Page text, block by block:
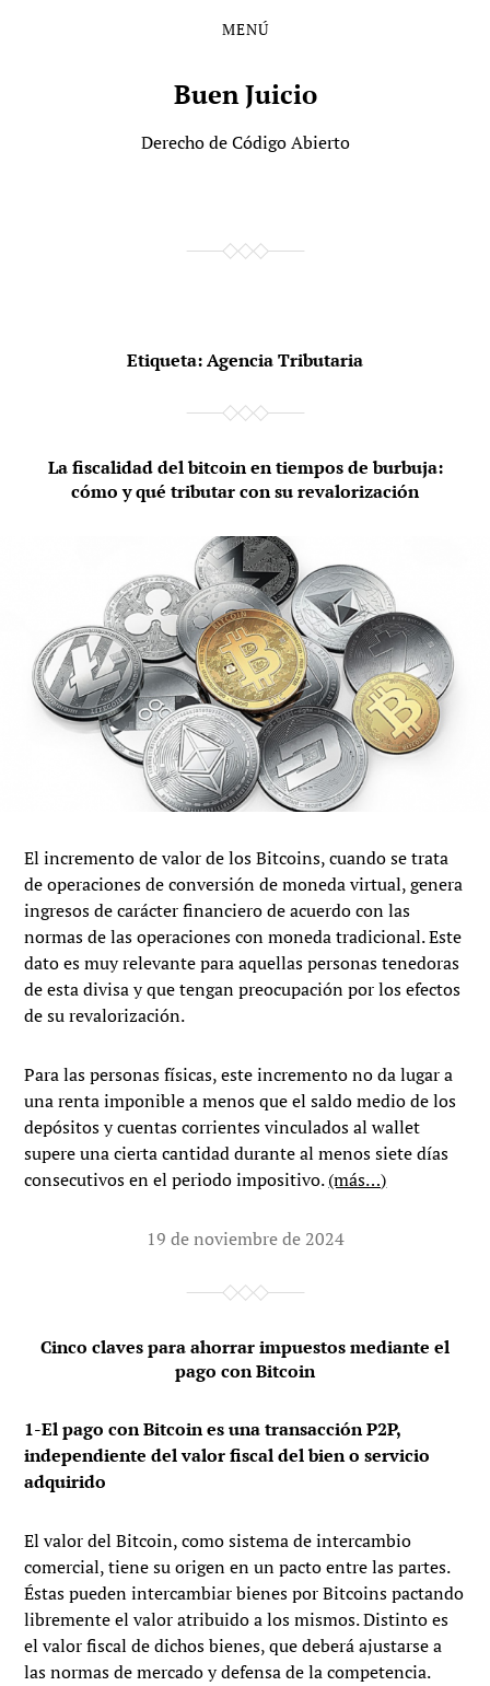
MENÚ
Buen Juicio
Derecho de Código Abierto
Etiqueta:Agencia Tributaria
La fiscalidad del bitcoin en tiempos de burbuja:
cómo y qué tributar con su revalorización
El incremento de valor de los Bitcoins, cuando se trata
de operaciones de conversión de moneda virtual, genera
ingresos de carácter financiero de acuerdo con las
normas de las operaciones con moneda tradicional. Este
dato es muy relevante para aquellas personas tenedoras
de esta divisa y que tengan preocupación por los efectos
de su revalorización.
Para las personas físicas, este incremento no da lugar a
una renta imponible a menos que el saldo medio de los
depósitos y cuentas corrientes vinculados al wallet
supere una cierta cantidad durante al menos siete días
consecutivos en el periodo impositivo.(más…)
19 de noviembre de 2024
Cinco claves para ahorrar impuestos mediante el
pago con Bitcoin
1-El pago con Bitcoin es una transacción P2P,
independiente del valor fiscal del bien o servicio
adquirido
El valor del Bitcoin, como sistema de intercambio
comercial, tiene su origen en un pacto entre las partes.
Éstas pueden intercambiar bienes por Bitcoins pactando
libremente el valor atribuido a los mismos. Distinto es
el valor fiscal de dichos bienes, que deberá ajustarse a
las normas de mercado y defensa de la competencia.